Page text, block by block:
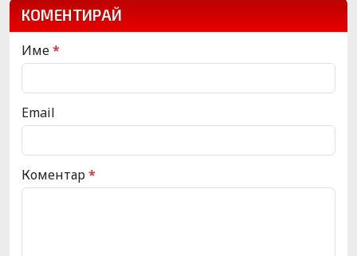
КОМЕНТИРАЙ
Име*
Email
Коментар*